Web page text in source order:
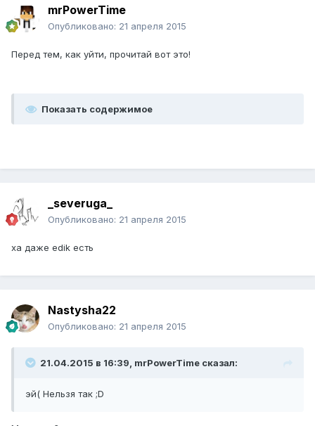
mrPowerTime
Опубликовано: 21 апреля 2015
Перед тем, как уйти, прочитай вот это!
Показать содержимое
_severuga_
Опубликовано: 21 апреля 2015
ха даже edik есть
Nastysha22
Опубликовано: 21 апреля 2015
21.04.2015 в 16:39, mrPowerTime сказал:
эй( Нельзя так ;D